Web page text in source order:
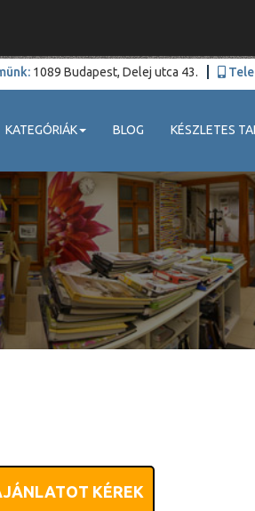
1089 Budapest, Delej utca 43.
KATEGÓRIÁK BLOG KÉSZLETES
KÉREK